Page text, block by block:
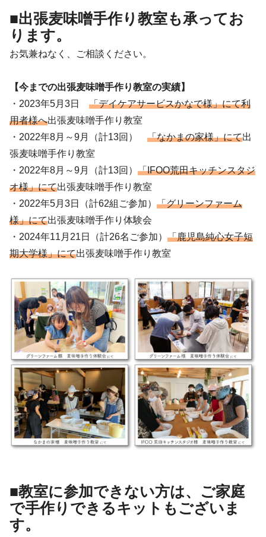
■出張麦味噌手作り教室も承ってお
ります。
お気兼ねなく、ご相談ください。
【今までの出張麦味噌手作り教室の実績】
・2023年5月3日 「デイケアサービスかなで様」にて利
用者様へ出張麦味噌手作り教室
・2022年8月～9月（計13回） 「なかまの家様」にて出
張麦味噌手作り教室
・2022年8月～9月（計13回） 「IFOO荒田キッチンスタジ
オ様」にて出張麦味噌手作り教室
・2022年5月3日（計62組ご参加） 「グリーンファーム
様」にて出張麦味噌手作り体験会
・2024年11月21日（計26名ご参加） 「鹿児島純心女子短
期大学様」にて出張麦味噌手作り教室
■教室に参加できない方は、ご家庭
で手作りできるキットもございま
す。